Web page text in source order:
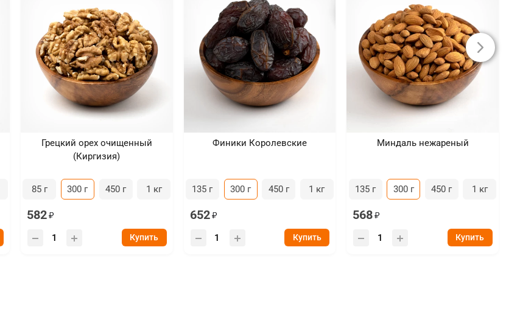
Грецкий орех очищенный
(Киргизия)
85 г 300 г 450 г 1 кг
582
Купить
Финики Королевские
135 г 300 г 450 г 1 кг
652
Купить
Миндаль нежареный
135 г 300 г 450 г 1 кг
568
Купить